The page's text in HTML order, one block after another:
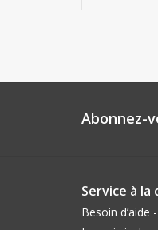
Abonnez-
Service à la
Besoin